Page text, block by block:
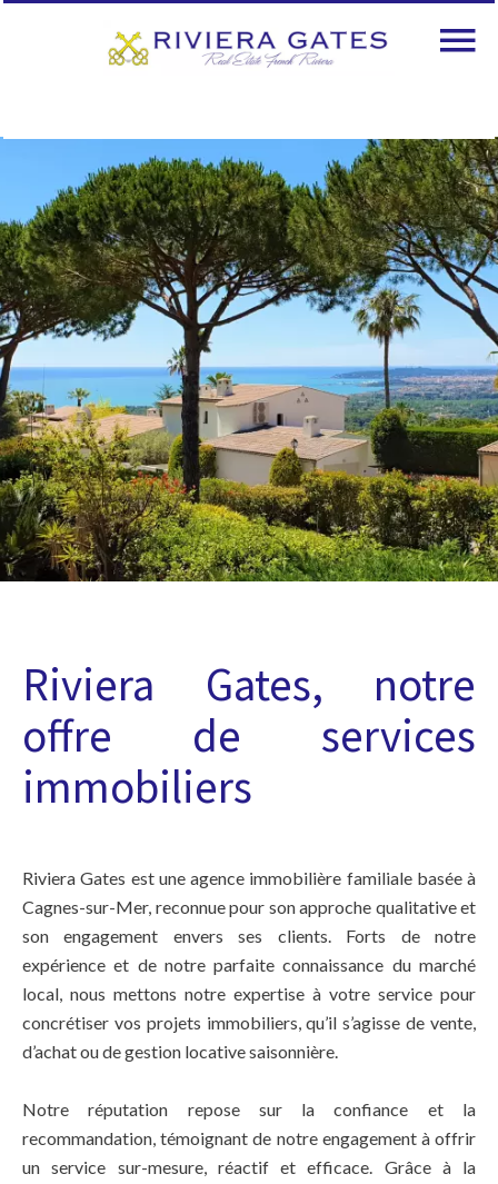
Riviera Gates, notre
offre de services
immobiliers
Riviera Gates est une agence immobilière familiale basée à
Cagnes-sur-Mer, reconnue pour son approche qualitative et
son engagement envers ses clients. Forts de notre
expérience et de notre parfaite connaissance du marché
local, nous mettons notre expertise à votre service pour
concrétiser vos projets immobiliers, qu’il s’agisse de vente,
d’achat ou de gestion locative saisonnière.
Notre réputation repose sur la confiance et la
recommandation, témoignant de notre engagement à offrir
un service sur-mesure, réactif et efficace. Grâce à la